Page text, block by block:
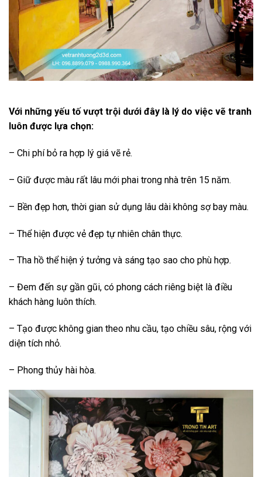
Với những yếu tố vượt trội dưới đây là lý do việc vẽ tranh
luôn được lựa chọn:
– Chi phí bỏ ra hợp lý giá vẽ rẻ.
– Giữ được màu rất lâu mới phai trong nhà trên 15 năm.
– Bền đẹp hơn, thời gian sử dụng lâu dài không sợ bay màu.
– Thể hiện được vẻ đẹp tự nhiên chân thực.
– Tha hồ thể hiện ý tưởng và sáng tạo sao cho phù hợp.
– Đem đến sự gần gũi, có phong cách riêng biệt là điều
khách hàng luôn thích.
– Tạo được không gian theo nhu cầu, tạo chiều sâu, rộng với
diện tích nhỏ.
– Phong thủy hài hòa.